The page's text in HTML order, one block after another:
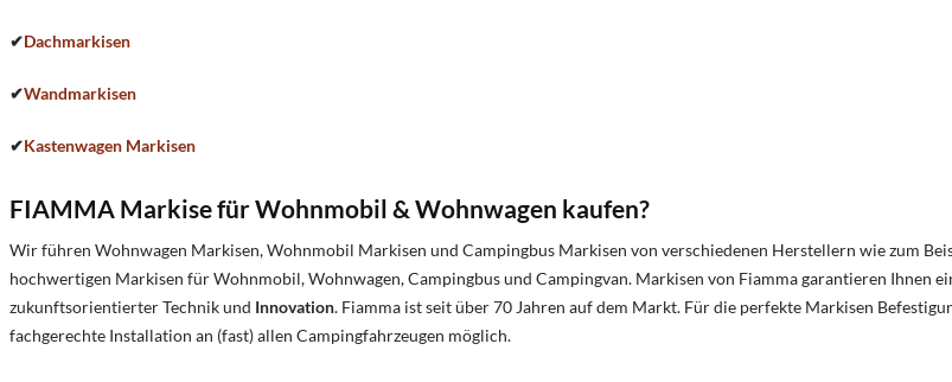
✔Dachmarkisen
✔Wandmarkisen
✔Kastenwagen Markisen
FIAMMA Markise für Wohnmobil & Wohnwagen kaufen?
Wir führen Wohnwagen Markisen, Wohnmobil Markisen und Campingbus Markisen von verschiedenen Herstellern wie zum
hochwertigen Markisen für Wohnmobil, Wohnwagen, Campingbus und Campingvan. Markisen von Fiamma garantieren Ihnen
zukunftsorientierter Technik und Innovation. Fiamma ist seit über 70 Jahren auf dem Markt. Für die perfekte Markisen
fachgerechte Installation an (fast) allen Campingfahrzeugen möglich.